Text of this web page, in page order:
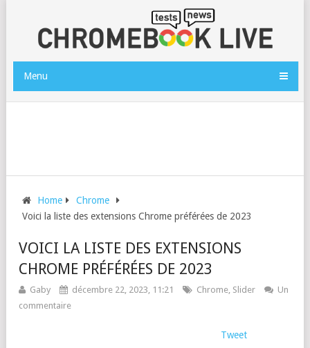
Menu
Home
Chrome
Voici la liste des extensions Chrome préférées de 2023
VOICI LA LISTE DES EXTENSIONS
CHROME PRÉFÉRÉES DE 2023
Gaby décembre 22, 2023, 11:21 Chrome, Slider
Un
commentaire
Tweet